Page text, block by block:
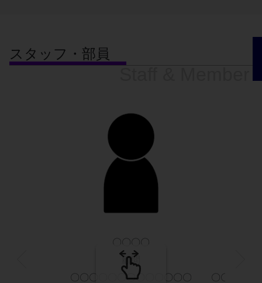
スタッフ・部員
〇〇〇〇
顧問
〇〇〇〇〇〇〇〇〇〇〇〇〇
〇〇〇〇〇